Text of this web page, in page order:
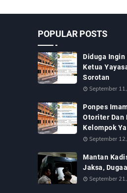
POPULAR POSTS
Diduga Ingin
Ketua
Sorotan
September
Ponpes
Otoriter Dan
Kelompok
September
Mantan
Jaksa,
September